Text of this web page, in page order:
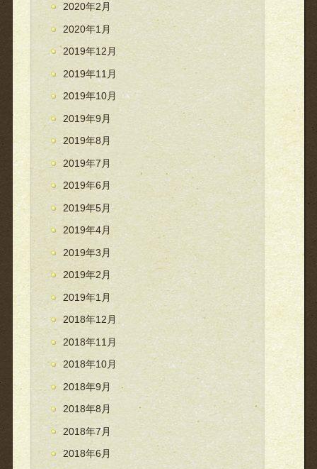
2020年2月
2020年1月
2019年12月
2019年11月
2019年10月
2019年9月
2019年8月
2019年7月
2019年6月
2019年5月
2019年4月
2019年3月
2019年2月
2019年1月
2018年12月
2018年11月
2018年10月
2018年9月
2018年8月
2018年7月
2018年6月